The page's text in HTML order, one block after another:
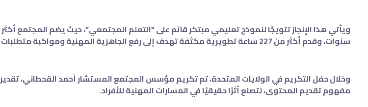
سنوات، وقدم أكثر من 227 ساعة تطويرية مكثفة تهدف إلى رفع الجاهزية المهنية ومواكبة متطلبات سوق العمل.
وخلال حفل التكريم في الولايات المتحدة، تم تكريم مؤسس المجتمع المستشار أحمد القحطاني، تقديرًا
مفهوم تقديم المحتوى، لتصنع أثرًا حقيقيًا في المسارات المهنية للأفراد.